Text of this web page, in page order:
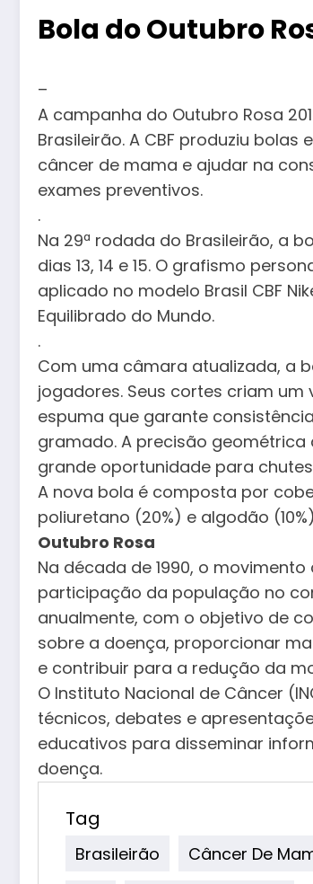
Bola do Outubro
–
A campanha do Outubro Rosa
Brasileirão. A CBF produziu
câncer de mama e ajudar na
exames preventivos.
.
Na 29ª rodada do Brasileirão, a
dias 13, 14 e 15. O grafismo
aplicado no modelo Brasil CBF
Equilibrado do Mundo.
.
Com uma câmara atualizada, a
jogadores. Seus cortes criam
espuma que garante
gramado. A precisão
grande oportunidade para
A nova bola é composta por
poliuretano (20%) e algodão
Outubro Rosa
Na década de 1990, o
participação da população no
anualmente, com o objetivo de
sobre a doença, proporcionar
e contribuir para a redução da
O Instituto Nacional de Câncer
técnicos, debates e
educativos para disseminar
doença.
Tag
Brasileirão Câncer De